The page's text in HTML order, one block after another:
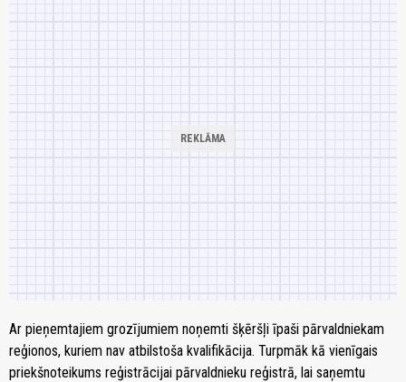
Ar pieņemtajiem grozījumiem noņemti šķēršļi īpaši pārvaldniekam
reģionos, kuriem nav atbilstoša kvalifikācija. Turpmāk kā vienīgais
priekšnoteikums reģistrācijai pārvaldnieku reģistrā, lai saņemtu